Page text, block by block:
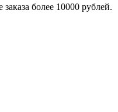
более 10000 рублей.